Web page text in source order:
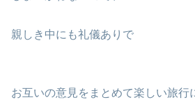
親しき中にも礼儀ありで
お互いの意見をまとめて楽しい旅行